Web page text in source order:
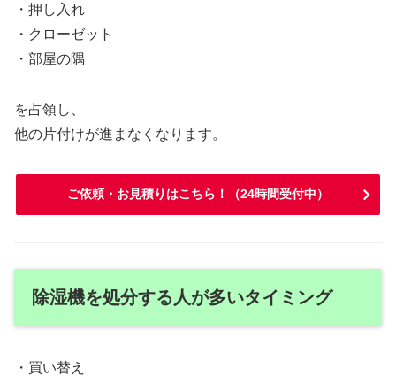
・押し入れ
・クローゼット
・部屋の隅
を占領し、
他の片付けが進まなくなります。
ご依頼・お見積りはこちら！（24時間受付中）
除湿機を処分する人が多いタイミング
・買い替え